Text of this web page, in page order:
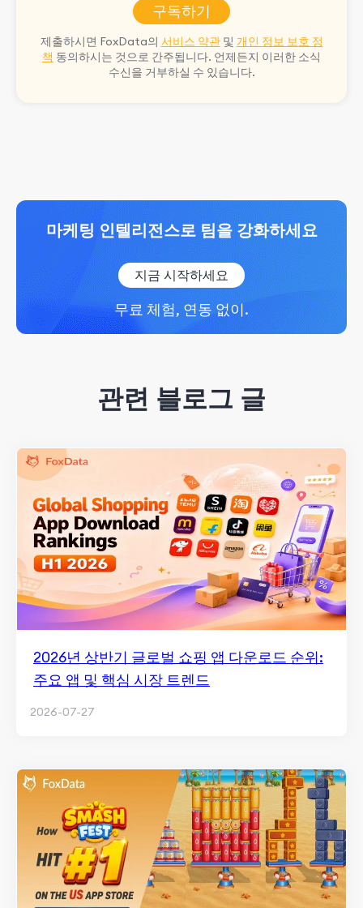
구독하기
제출하시면 FoxData의 서비스 약관및 개인 정보 보호 정
책 동의하시는 것으로 간주됩니다. 언제든지 이러한 소식
수신을 거부하실 수 있습니다.
마케팅 인텔리전스로 팀을 강화하세요
지금 시작하세요
무료 체험, 연동 없이.
관련 블로그 글
2026년 상반기 글로벌 쇼핑 앱 다운로드 순위:
주요 앱 및 핵심 시장 트렌드
2026-07-27